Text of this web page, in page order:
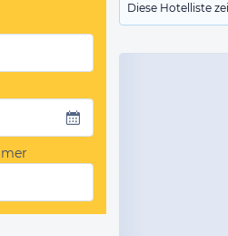
Diese Hotelliste